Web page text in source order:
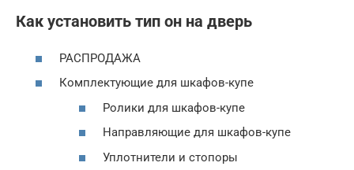
Как установить тип он на дверь
РАСПРОДАЖА
Комплектующие для шкафов-купе
Ролики для шкафов-купе
Направляющие для шкафов-купе
Уплотнители и стопоры